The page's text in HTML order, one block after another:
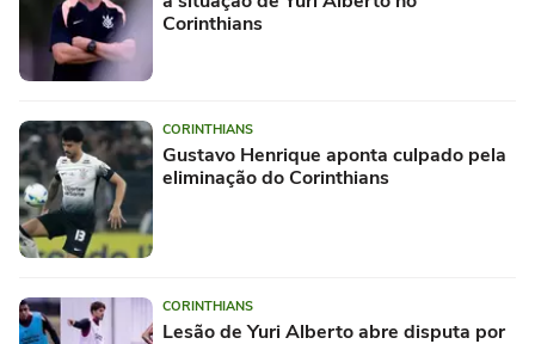
Corinthians
CORINTHIANS
Gustavo Henrique aponta culpado pela
eliminação do Corinthians
CORINTHIANS
Lesão de Yuri Alberto abre disputa por